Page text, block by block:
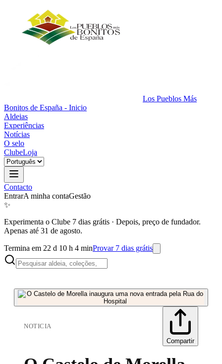
Los Pueblos Más
Bonitos de España - Inicio
Aldeias
Experiências
Notícias
O selo
ClubeLoja
Contacto
EntrarA minha contaGestão
✨
Experimenta o Clube 7 dias grátis · Depois, preço de fundador.
Apenas até 31 de agosto.
Termina em 22 d 10 h 4 minProvar 7 dias grátis
NOTICIA
Compartir